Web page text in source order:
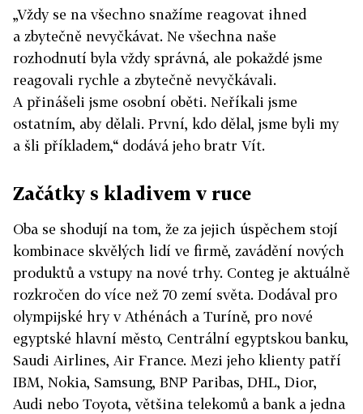
„Vždy se na všechno snažíme reagovat ihned
a zbytečně nevyčkávat. Ne všechna naše
rozhodnutí byla vždy správná, ale pokaždé jsme
reagovali rychle a zbytečně nevyčkávali.
A přinášeli jsme osobní oběti. Neříkali jsme
ostatním, aby dělali. První, kdo dělal, jsme byli my
a šli příkladem,“ dodává jeho bratr Vít.
Začátky s kladivem v ruce
Oba se shodují na tom, že za jejich úspěchem stojí
kombinace skvělých lidí ve firmě, zavádění nových
produktů a vstupy na nové trhy. Conteg je aktuálně
rozkročen do více než 70 zemí světa. Dodával pro
olympijské hry v Athénách a Turíně, pro nové
egyptské hlavní město, Centrální egyptskou banku,
Saudi Airlines, Air France. Mezi jeho klienty patří
IBM, Nokia, Samsung, BNP Paribas, DHL, Dior,
Audi nebo Toyota, většina telekomů a bank a jedna